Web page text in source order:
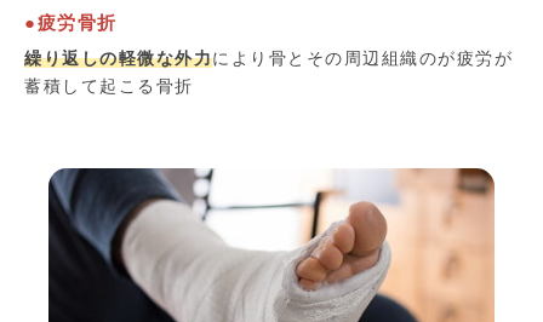
●疲労骨折
繰り返しの軽微な外力により骨とその周辺組織のが疲労が
蓄積して起こる骨折